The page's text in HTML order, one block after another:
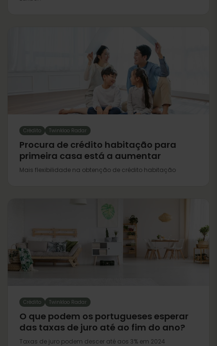
Crédito Twinkloo Radar
Procura de crédito habitação para
primeira casa está a aumentar
Mais flexibilidade na obtenção de crédito habitação
Crédito Twinkloo Radar
O que podem os portugueses esperar
das taxas de juro até ao fim do ano?
Taxas de juro podem descer até aos 3% em 2024